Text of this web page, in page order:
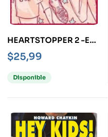
HEARTSTOPPER 2 -ED.
ESPECIAL-
$25,99
Disponible